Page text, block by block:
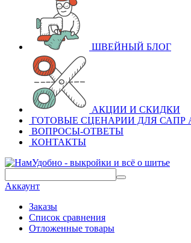
ШВЕЙНЫЙ БЛОГ
АКЦИИ И СКИДКИ
ГОТОВЫЕ СЦЕНАРИИ ДЛЯ САПР
ВОПРОСЫ-ОТВЕТЫ
КОНТАКТЫ
Аккаунт
Заказы
Список сравнения
Отложенные товары